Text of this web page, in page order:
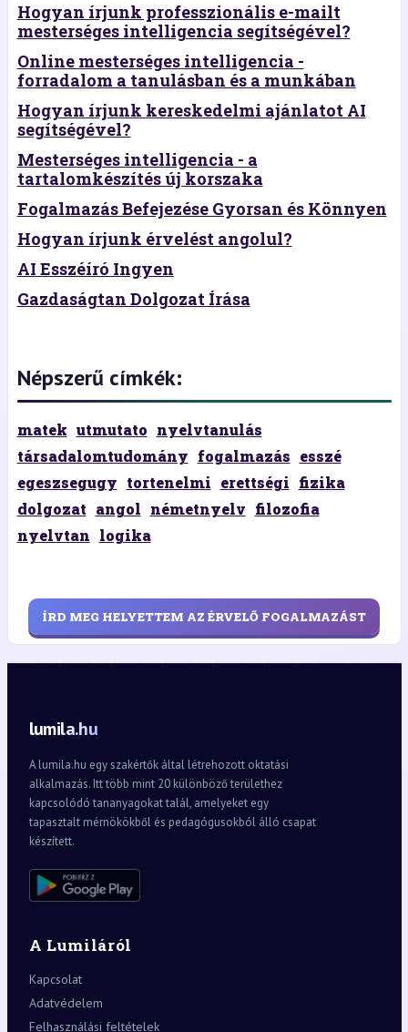
Hogyan írjunk professzionális e-mailt
mesterséges intelligencia segítségével?
Online mesterséges intelligencia -
forradalom a tanulásban és a munkában
Hogyan írjunk kereskedelmi ajánlatot AI
segítségével?
Mesterséges intelligencia - a
tartalomkészítés új korszaka
Fogalmazás Befejezése Gyorsan és Könnyen
Hogyan írjunk érvelést angolul?
AI Esszéíró Ingyen
Gazdaságtan Dolgozat Írása
Népszerű címkék:
matek utmutato nyelvtanulás
társadalomtudomány fogalmazás esszé
egeszsegugy tortenelmi erettségi fizika
dolgozat angol németnyelv filozofia
nyelvtan logika
ÍRD MEG HELYETTEM AZ ÉRVELŐ FOGALMAZÁST
lumila.hu
A lumila.hu egy szakértők által létrehozott oktatási
alkalmazás. Itt több mint 20 különböző területhez
kapcsolódó tananyagokat talál, amelyeket egy
tapasztalt mérnökökből és pedagógusokból álló csapat
készített.
A Lumiláról
Kapcsolat
Adatvédelem
Felhasználási feltételek